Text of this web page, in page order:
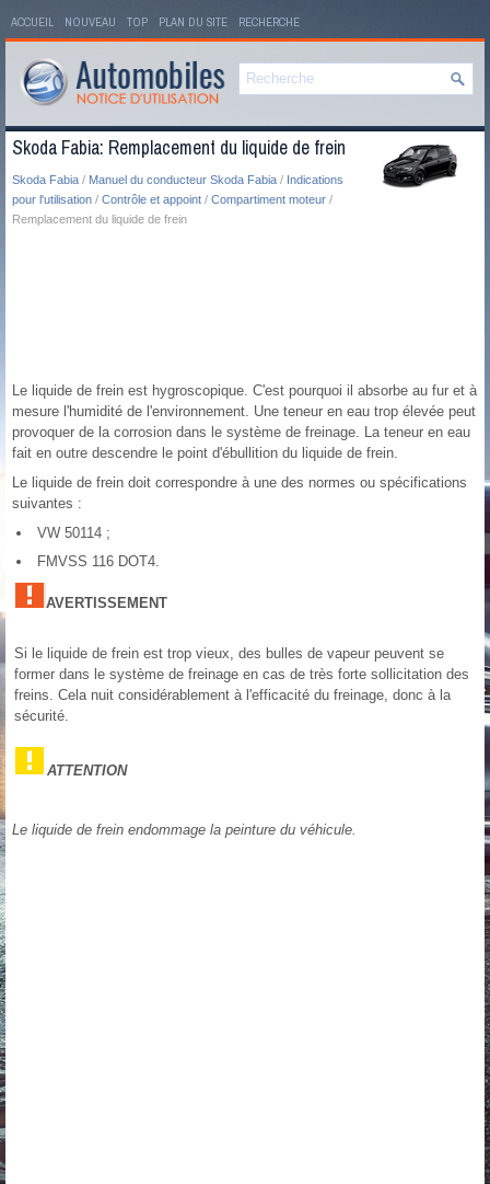
ACCUEIL NOUVEAU TOP PLAN DU SITE RECHERCHE
Skoda Fabia: Remplacement du liquide de frein
Skoda Fabia / Manuel du conducteur Skoda Fabia / Indications
pour l'utilisation / Contrôle et appoint / Compartiment moteur /
Remplacement du liquide de frein
Le liquide de frein est hygroscopique. C'est pourquoi il absorbe au fur et à
mesure l'humidité de l'environnement. Une teneur en eau trop élevée peut
provoquer de la corrosion dans le système de freinage. La teneur en eau
fait en outre descendre le point d'ébullition du liquide de frein.
Le liquide de frein doit correspondre à une des normes ou spécifications
suivantes :
VW 50114 ;
FMVSS 116 DOT4.
AVERTISSEMENT
Si le liquide de frein est trop vieux, des bulles de vapeur peuvent se
former dans le système de freinage en cas de très forte sollicitation des
freins. Cela nuit considérablement à l'efficacité du freinage, donc à la
sécurité.
ATTENTION
Le liquide de frein endommage la peinture du véhicule.